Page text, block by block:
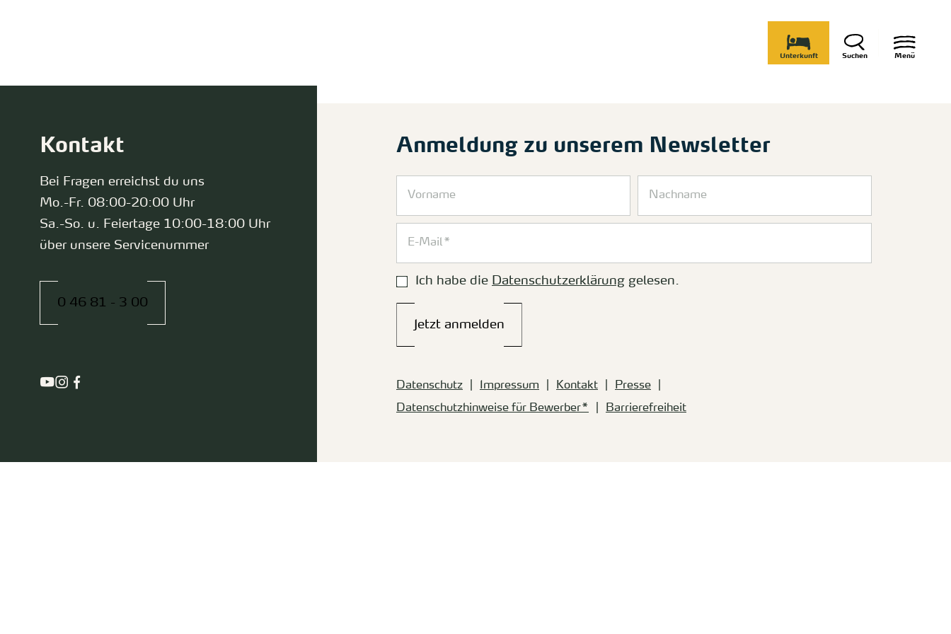
Menü
Suchen
Unterkunft
Anmeldung zu unserem Newsletter
Ich habe die Datenschutzerklärung gelesen.
Jetzt anmelden
Datenschutz Impressum Kontakt
Presse
Datenschutzhinweise für Bewerber*
Barrierefreiheit
Kontakt
Bei Fragen erreichst du uns
Mo.-Fr. 08:00-20:00 Uhr
Sa.-So. u. Feiertage 10:00-18:00 Uhr
über unsere Servicenummer
0 46 81 - 3 00